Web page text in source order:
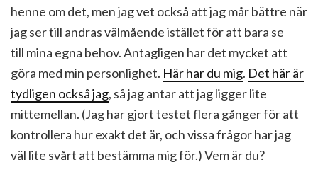
henne om det, men jag vet också att jag mår bättre när
jag ser till andras välmående istället för att bara se
till mina egna behov. Antagligen har det mycket att
göra med min personlighet. Här har du mig. Det här är
tydligen också jag, så jag antar att jag ligger lite
mittemellan. (Jag har gjort testet flera gånger för att
kontrollera hur exakt det är, och vissa frågor har jag
väl lite svårt att bestämma mig för.) Vem är du?